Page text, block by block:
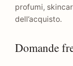
profumi,
dell’acquisto.
Domande